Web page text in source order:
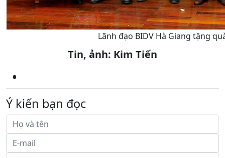
Lãnh đạo BIDV Hà Giang tặng
Tin, ảnh: Kim Tiến
Ý kiến bạn đọc